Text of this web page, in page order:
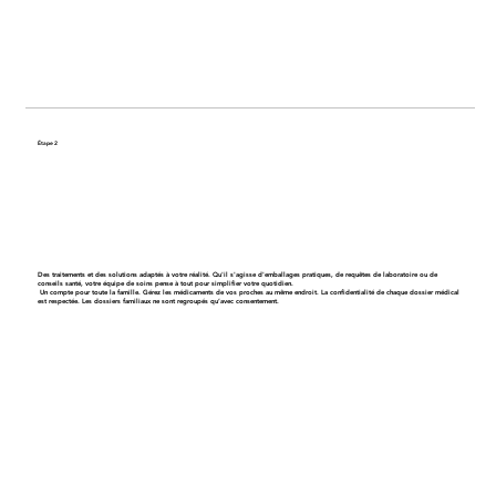
Étape 2
Des traitements et des solutions adaptés à votre réalité. Qu'il s'agisse d'emballages pratiques, de requêtes de laboratoire ou de
conseils santé, votre équipe de soins pense à tout pour simplifier votre quotidien.
Un compte pour toute la famille. Gérez les médicaments de vos proches au même endroit. La confidentialité de chaque dossier médical
est respectée. Les dossiers familiaux ne sont regroupés qu’avec consentement.